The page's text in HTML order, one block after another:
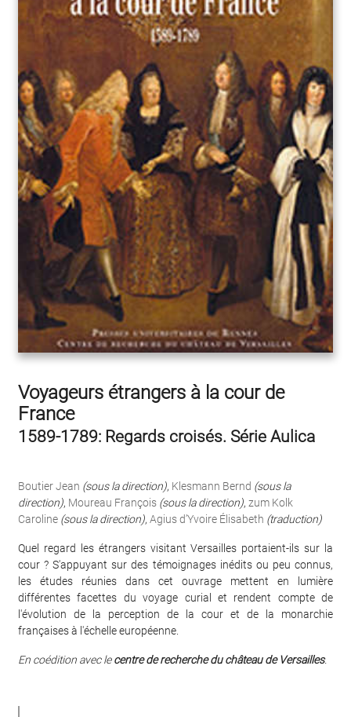
Voyageurs étrangers à la cour de
France
1589-1789: Regards croisés. Série Aulica
Boutier Jean (sous la direction), Klesmann Bernd (sous la
direction), Moureau François (sous la direction), zum Kolk
Caroline (sous la direction), Agius d’Yvoire Élisabeth (traduction)
Quel regard les étrangers visitant Versailles portaient-ils sur la
cour ? S'appuyant sur des témoignages inédits ou peu connus,
les études réunies dans cet ouvrage mettent en lumière
différentes facettes du voyage curial et rendent compte de
l'évolution de la perception de la cour et de la monarchie
françaises à l'échelle européenne.
En coédition avec lecentre de recherche du château de Versailles.